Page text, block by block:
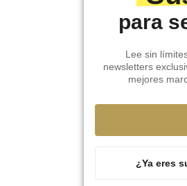
para
Lee sin
newsletters
mejores
¿Ya eres